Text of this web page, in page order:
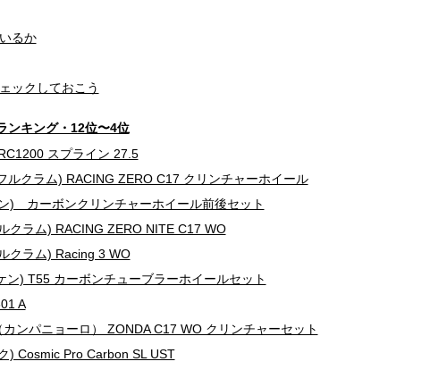
るか
ックしておこう
ンキング・12位〜4位
スプライン 27.5
ルクラム) RACING ZERO C17 クリンチャーホイール
) カーボンクリンチャーホイール前後セット
クラム) RACING ZERO NITE C17 WO
クラム) Racing 3 WO
ン) T55 カーボンチューブラーホイールセット
A
ンパニョーロ） ZONDA C17 WO クリンチャーセット
) Cosmic Pro Carbon SL UST